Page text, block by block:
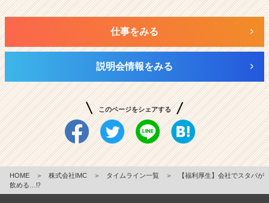
仕事をみる
説明会情報をみる
このページをシェアする
HOME ＞ 株式会社IMC ＞ タイムライン一覧 ＞
【福利厚生】会社でスタバが
飲める…⁉